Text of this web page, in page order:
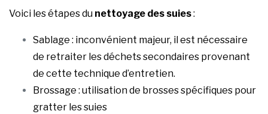
Voici les étapes du nettoyage des suies:
Sablage : inconvénient majeur, il est nécessaire
de retraiter les déchets secondaires provenant
de cette technique d’entretien.
Brossage : utilisation de brosses spécifiques pour
gratter les suies